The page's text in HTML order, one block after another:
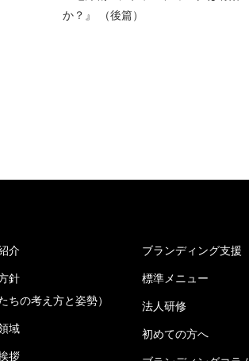
か？』 （後篇）
介
針
ちの考え方と姿勢）
域
拶
ブランディング支援
標準メニュー
法人研修
初めての方へ